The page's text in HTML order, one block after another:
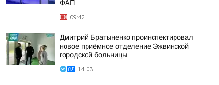
ФАП
09:42
Дмитрий Братыненко проинспектировал
новое приёмное отделение Эжвинской
городской больницы
14:03